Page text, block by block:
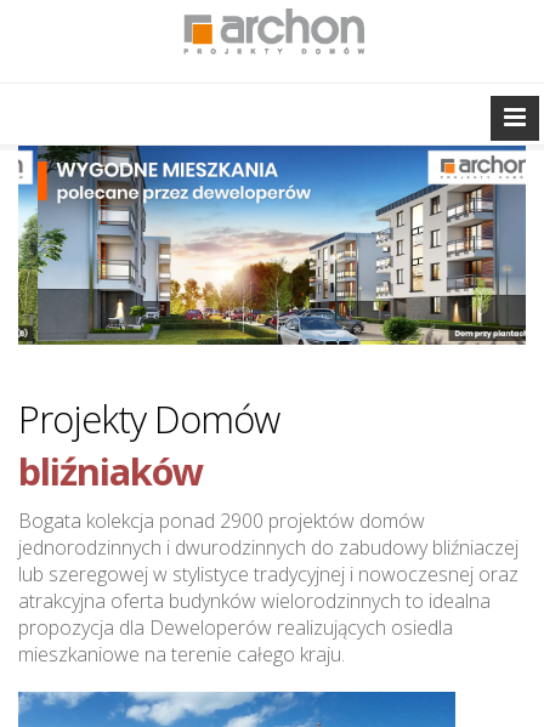
Projekty Domów
dla deweloperów
wielorodzinnych
jednorodzinnych
bliźniaków
dla deweloperów
Bogata kolekcja ponad 2900 projektów domów
jednorodzinnych i dwurodzinnych do zabudowy bliźniaczej
lub szeregowej w stylistyce tradycyjnej i nowoczesnej oraz
atrakcyjna oferta budynków wielorodzinnych to idealna
propozycja dla Deweloperów realizujących osiedla
mieszkaniowe na terenie całego kraju.